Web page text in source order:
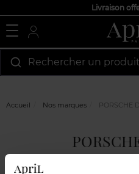
Livraison
Rechercher un
Accueil Nos marques PORSCHE